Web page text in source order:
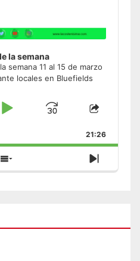
la semana
semana 11 al 15 de marzo
locales en Bluefields
Play
Jump
Forward
Share
Episode
21:26
Show
Episodes
Next
Episode